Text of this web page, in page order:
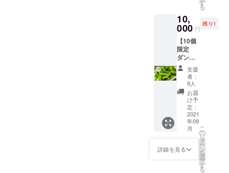
け重な
らない
ように
並べて
置く。
風通し
の良い
日陰の
場所
で、自
然乾
燥。完
了の目
安は表
面にシ
ワがた
くさん
でき、
振ると
む。 乾
燥保
存：で
きるだ
け重な
らない
ように
並べて
置く。
風通し
の良い
日陰の
場所
で、自
然乾
了の目
安は表
炊くと
ダシが
出てお
いしい
（辛く
はなり
ませ
ん） プ
リック
チン
ダー：
トムヤ
ムクン
や炒め
方法）
冷蔵保
ラペー
ニョ：
【生食
限定】
ピクル
スやサ
ルサ
ソース
など 保
存方
法） 冷
蔵保
存：乾
燥しな
いよう
袋や
ラップ
は、生
育状況
て変動
しま
す。予
めご了
承くだ
さい。
調理方
法） 島
とうが
らし：
コー
レー
グース
のほか
べられ
るとう
がらし
をチョ
イス
（写真
はイ
メージ
です）
プサ
ジュエ
ラ、中
国大牛
角椒、
ハラ
ペー
ニョな
す
る
10,
000 円
残り1
【10個
限定
ダン
ボール1
箱つめ
放題】
好きな
ときに
畑に来
てとう
がらし
をダン
ボール1
箱詰め
放題！
支援
者：
9人
お届
け予
定：
2021
年09
月
詳細を見る
こ
の
リ
タ
ー
ン
を
選
択
す
る